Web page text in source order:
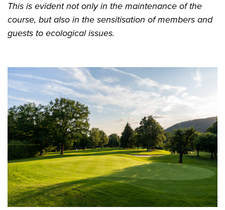
This is evident not only in the maintenance of the
course, but also in the sensitisation of members and
guests to ecological issues.